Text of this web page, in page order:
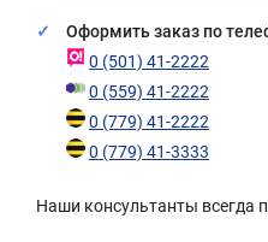
Оформить заказ по
0 (501) 41-2222
0 (559) 41-2222
0 (779) 41-2222
0 (779) 41-3333
Наши консультанты всегда